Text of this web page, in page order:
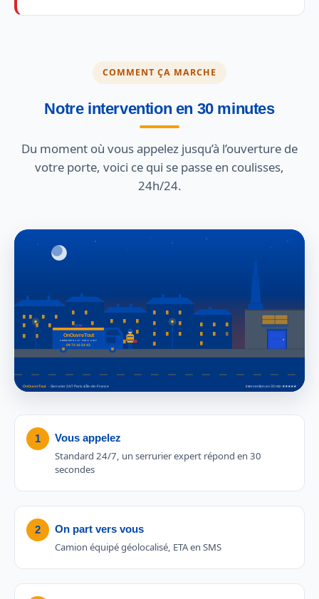
COMMENT ÇA MARCHE
Notre intervention en 30 minutes
Du moment où vous appelez jusqu’à l’ouverture de
votre porte, voici ce qui se passe en coulisses,
24h/24.
1 Vous appelez
Standard 24/7, un serrurier expert répond en 30
secondes
2 On part vers vous
Camion équipé géolocalisé, ETA en SMS